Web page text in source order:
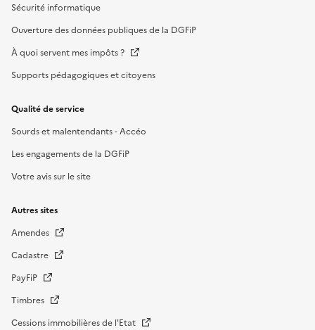
Sécurité informatique
Ouverture des données publiques de la DGFiP
À quoi servent mes impôts ?
Supports pédagogiques et citoyens
Qualité de service
Sourds et malentendants - Accéo
Les engagements de la DGFiP
Votre avis sur le site
Autres sites
Amendes
Cadastre
PayFiP
Timbres
Cessions immobilières de l'Etat